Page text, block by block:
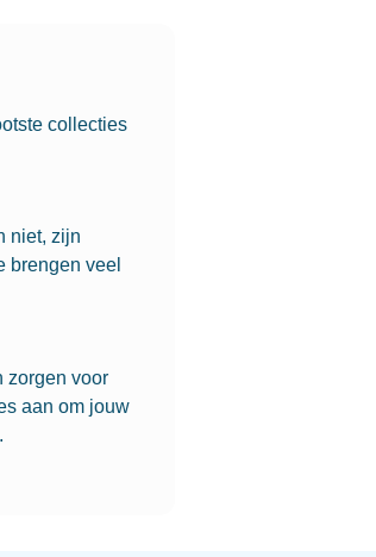
collecties
niet, zijn
brengen veel
zorgen voor
aan om jouw